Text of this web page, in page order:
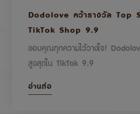
Dodolove คว้ารางวัล Top
TikTok Shop 9.9
ขอบคุณทุกความไว้วางใจ!
สูงสุดใน TikTok 9.9
อ่านต่อ